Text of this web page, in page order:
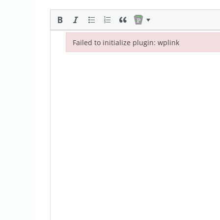
Failed to initialize plugin: wplink
Failed to initialize plugin: wplink